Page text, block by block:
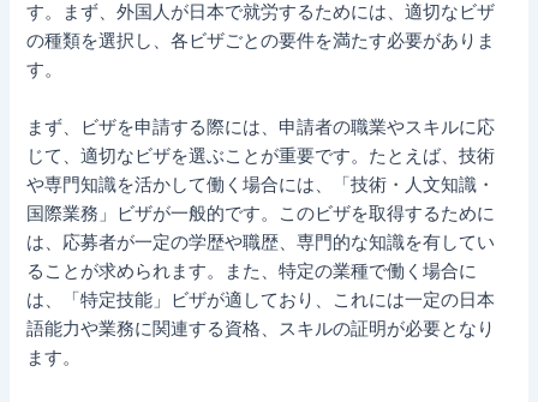
す。まず、外国人が日本で就労するためには、適切なビザ
の種類を選択し、各ビザごとの要件を満たす必要がありま
す。
まず、ビザを申請する際には、申請者の職業やスキルに応
じて、適切なビザを選ぶことが重要です。たとえば、技術
や専門知識を活かして働く場合には、「技術・人文知識・
国際業務」ビザが一般的です。このビザを取得するために
は、応募者が一定の学歴や職歴、専門的な知識を有してい
ることが求められます。また、特定の業種で働く場合に
は、「特定技能」ビザが適しており、これには一定の日本
語能力や業務に関連する資格、スキルの証明が必要となり
ます。